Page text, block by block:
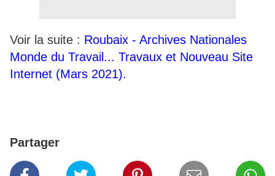
Voir la suite : Roubaix - Archives Nationales
Monde du Travail... Travaux et Nouveau Site
Internet (Mars 2021).
Partager